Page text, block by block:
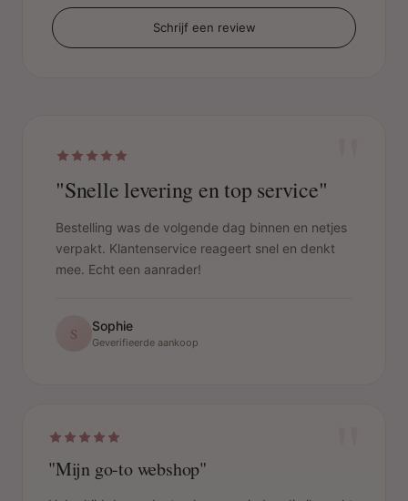
Schrijf een review
"Snelle levering en top service"
Bestelling was de volgende dag binnen en netjes
verpakt. Klantenservice reageert snel en denkt
mee. Echt een aanrader!
S Sophie
Geverifieerde aankoop
"Mijn go-to webshop"